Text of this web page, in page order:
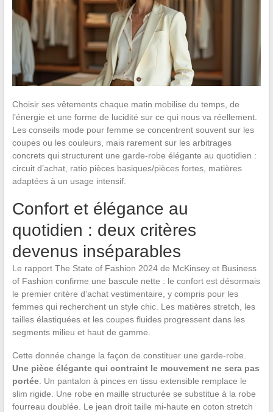
Choisir ses vêtements chaque matin mobilise du temps, de
l’énergie et une forme de lucidité sur ce qui nous va réellement.
Les conseils mode pour femme se concentrent souvent sur les
coupes ou les couleurs, mais rarement sur les arbitrages
concrets qui structurent une garde-robe élégante au quotidien :
circuit d’achat, ratio pièces basiques/pièces fortes, matières
adaptées à un usage intensif.
Confort et élégance au
quotidien : deux critères
devenus inséparables
Le rapport The State of Fashion 2024 de McKinsey et Business
of Fashion confirme une bascule nette : le confort est désormais
le premier critère d’achat vestimentaire, y compris pour les
femmes qui recherchent un style chic. Les matières stretch, les
tailles élastiquées et les coupes fluides progressent dans les
segments milieu et haut de gamme.
Cette donnée change la façon de constituer une garde-robe.
Une pièce élégante qui contraint le mouvement ne sera pas
portée. Un pantalon à pinces en tissu extensible remplace le
slim rigide. Une robe en maille structurée se substitue à la robe
fourreau doublée. Le jean droit taille mi-haute en coton stretch